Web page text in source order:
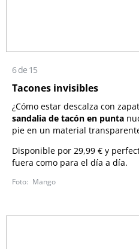
6 de 15
Tacones invisibles
¿Cómo estar descalza con
sandalia de tacón en punta
pie en un material
Disponible por 29,99 € y
fuera como para el día a día.
Mango